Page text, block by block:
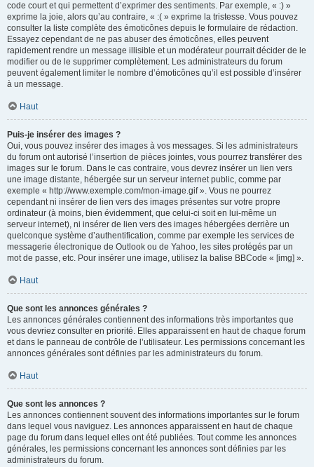
code court et qui permettent d’exprimer des sentiments. Par exemple, « :) »
exprime la joie, alors qu’au contraire, « :( » exprime la tristesse. Vous pouvez
consulter la liste complète des émoticônes depuis le formulaire de rédaction.
Essayez cependant de ne pas abuser des émoticônes, elles peuvent
rapidement rendre un message illisible et un modérateur pourrait décider de le
modifier ou de le supprimer complètement. Les administrateurs du forum
peuvent également limiter le nombre d’émoticônes qu’il est possible d’insérer
à un message.
Haut
Puis-je insérer des images ?
Oui, vous pouvez insérer des images à vos messages. Si les administrateurs
du forum ont autorisé l’insertion de pièces jointes, vous pourrez transférer des
images sur le forum. Dans le cas contraire, vous devrez insérer un lien vers
une image distante, hébergée sur un serveur internet public, comme par
exemple « http://www.exemple.com/mon-image.gif ». Vous ne pourrez
cependant ni insérer de lien vers des images présentes sur votre propre
ordinateur (à moins, bien évidemment, que celui-ci soit en lui-même un
serveur internet), ni insérer de lien vers des images hébergées derrière un
quelconque système d’authentification, comme par exemple les services de
messagerie électronique de Outlook ou de Yahoo, les sites protégés par un
mot de passe, etc. Pour insérer une image, utilisez la balise BBCode « [img] ».
Haut
Que sont les annonces générales ?
Les annonces générales contiennent des informations très importantes que
vous devriez consulter en priorité. Elles apparaissent en haut de chaque forum
et dans le panneau de contrôle de l’utilisateur. Les permissions concernant les
annonces générales sont définies par les administrateurs du forum.
Haut
Que sont les annonces ?
Les annonces contiennent souvent des informations importantes sur le forum
dans lequel vous naviguez. Les annonces apparaissent en haut de chaque
page du forum dans lequel elles ont été publiées. Tout comme les annonces
générales, les permissions concernant les annonces sont définies par les
administrateurs du forum.